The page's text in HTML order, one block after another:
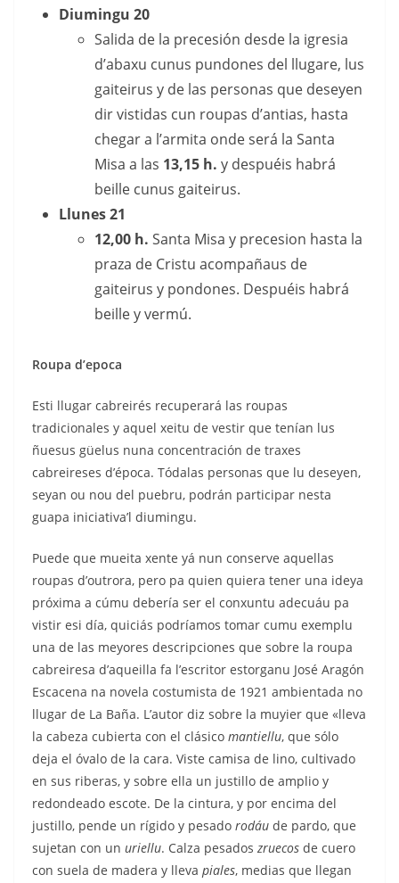
Diumingu 20
Salida de la precesión desde la igresia
d’abaxu cunus pundones del llugare, lus
gaiteirus y de las personas que deseyen
dir vistidas cun roupas d’antias, hasta
chegar a l’armita onde será la Santa
Misa a las 13,15 h. y despuéis habrá
beille cunus gaiteirus.
Llunes 21
12,00 h. Santa Misa y precesion hasta la
praza de Cristu acompañaus de
gaiteirus y pondones. Despuéis habrá
beille y vermú.
Roupa d’epoca
Esti llugar cabreirés recuperará las roupas
tradicionales y aquel xeitu de vestir que tenían lus
ñuesus güelus nuna concentración de traxes
cabreireses d’época. Tódalas personas que lu deseyen,
seyan ou nou del puebru, podrán participar nesta
guapa iniciativa’l diumingu.
Puede que mueita xente yá nun conserve aquellas
roupas d’outrora, pero pa quien quiera tener una ideya
próxima a cúmu debería ser el conxuntu adecuáu pa
vistir esi día, quiciás podríamos tomar cumu exemplu
una de las meyores descripciones que sobre la roupa
cabreiresa d’aqueilla fa l’escritor estorganu José Aragón
Escacena na novela costumista de 1921 ambientada no
llugar de La Baña. L’autor diz sobre la muyier que «lleva
la cabeza cubierta con el clásico mantiellu, que sólo
deja el óvalo de la cara. Viste camisa de lino, cultivado
en sus riberas, y sobre ella un justillo de amplio y
redondeado escote. De la cintura, y por encima del
justillo, pende un rígido y pesado rodáu de pardo, que
sujetan con un uriellu. Calza pesados zruecos de cuero
con suela de madera y lleva piales, medias que llegan